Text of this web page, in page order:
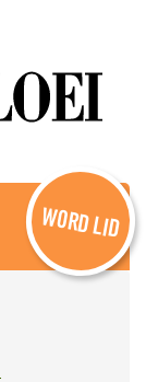
WORD LID